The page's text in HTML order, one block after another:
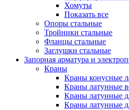
Хомуты
Показать все
Опоры стальные
Тройники стальные
Фланцы стальные
Заглушки стальные
Запорная арматура и
Краны
Краны конусные
Краны латунные
Краны латунные
Краны латунные